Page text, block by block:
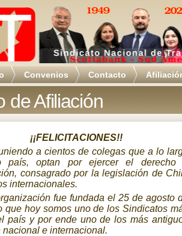
Convenios Contacto
de Afiliación
¡¡FELICITACIONES!!
a cientos de colegas que a lo
país, optan por ejercer el derecho
consagrado por la legislación de
internacionales.
fue fundada el 25 de agosto
que hoy somos uno de los Sindicatos
país y por ende uno de los más
nacional e internacional.